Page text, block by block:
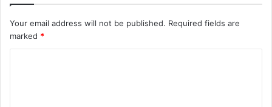
Your email address will not be published. Required fields are
marked *